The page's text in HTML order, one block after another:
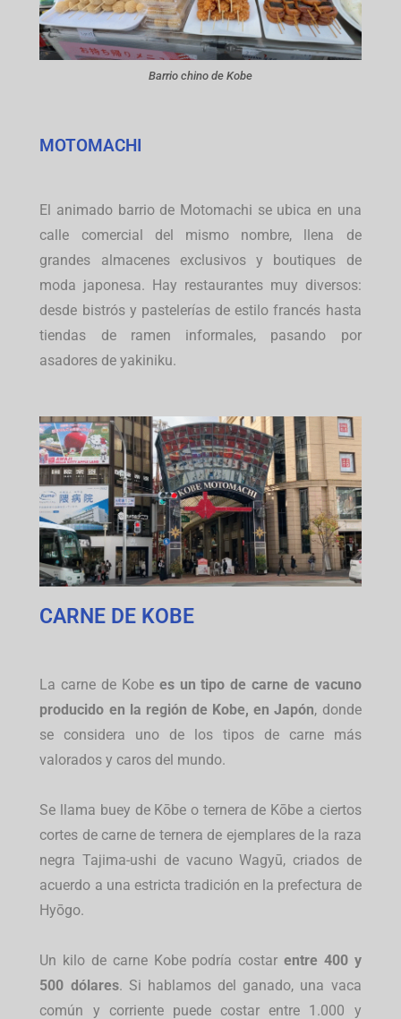
Barrio chino de Kobe
MOTOMACHI
El animado barrio de Motomachi se ubica en una
calle comercial del mismo nombre, llena de
grandes almacenes exclusivos y boutiques de
moda japonesa. Hay restaurantes muy diversos:
desde bistrós y pastelerías de estilo francés hasta
tiendas de ramen informales, pasando por
asadores de yakiniku.
CARNE DE KOBE
La carne de Kobe es un tipo de carne de vacuno
producido en la región de Kobe, en Japón, donde
se considera uno de los tipos de carne más
valorados y caros del mundo.
Se llama buey de Kōbe o ternera de Kōbe a ciertos
cortes de carne de ternera de ejemplares de la raza
negra Tajima-ushi de vacuno Wagyū, criados de
acuerdo a una estricta tradición en la prefectura de
Hyōgo.
Un kilo de carne Kobe podría costar entre 400 y
500 dólares. Si hablamos del ganado, una vaca
común y corriente puede costar entre 1.000 y